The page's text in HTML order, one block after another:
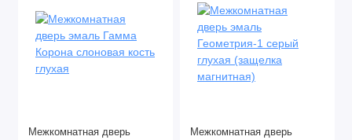
Межкомнатная дверь
Межкомнатная дверь